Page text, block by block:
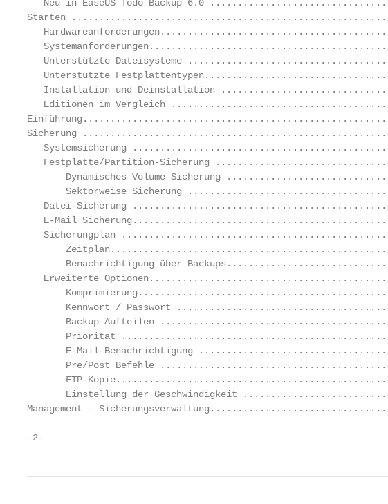
Neu in EaseUS Todo Backup 6.0
Starten
Unterstützte Dateisysteme
Unterstützte
Installation und Deinstallation
Editionen im Vergleich
Sicherung
Systemsicherung
Festplatte/Partition-Sicherung
Dynamisches Volume Sicherung
Sektorweise Sicherung
Datei-Sicherung
E-Mail
Sicherungplan
Benachrichtigung über
Erweiterte
Kennwort / Passwort
Backup Aufteilen
Priorität
E-Mail-Benachrichtigung
Pre/Post Befehle
FTP-
Einstellung der Geschwindigkeit
Management -
-2-